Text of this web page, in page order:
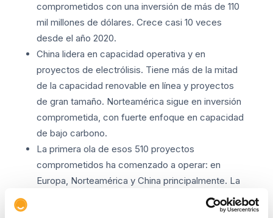
comprometidos con una inversión de más de 110
mil millones de dólares. Crece casi 10 veces
desde el año 2020.
China lidera en capacidad operativa y en
proyectos de electrólisis. Tiene más de la mitad
de la capacidad renovable en línea y proyectos
de gran tamaño. Norteamérica sigue en inversión
comprometida, con fuerte enfoque en capacidad
de bajo carbono.
La primera ola de esos 510 proyectos
comprometidos ha comenzado a operar: en
Europa, Norteamérica y China principalmente. La
mayoría son renovables, con proyectos chinos de